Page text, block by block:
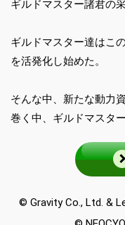
ギルドマスター諸君の
ギルドマスター達はこ
を活発化し始めた。
そんな中、新たな動力
巻く中、ギルドマスタ
© Gravity Co., Ltd. &